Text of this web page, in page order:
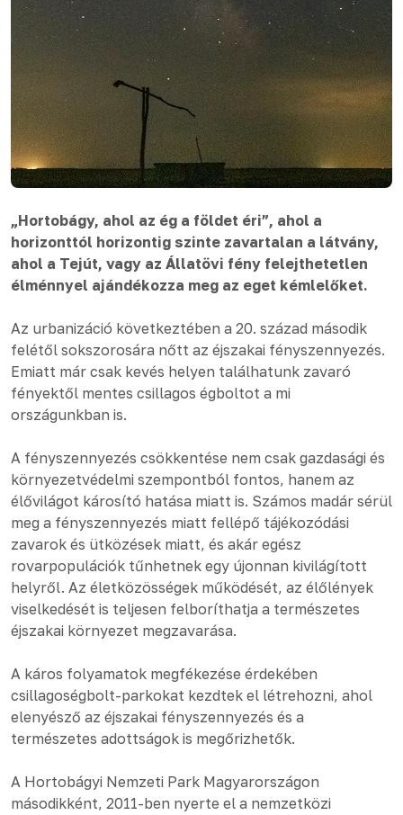
„Hortobágy, ahol az ég a földet éri”, ahol a
horizonttól horizontig szinte zavartalan a látvány,
ahol a Tejút, vagy az Állatövi fény felejthetetlen
élménnyel ajándékozza meg az eget kémlelőket.
Az urbanizáció következtében a 20. század második
felétől sokszorosára nőtt az éjszakai fényszennyezés.
Emiatt már csak kevés helyen találhatunk zavaró
fényektől mentes csillagos égboltot a mi
országunkban is.
A fényszennyezés csökkentése nem csak gazdasági és
környezetvédelmi szempontból fontos, hanem az
élővilágot károsító hatása miatt is. Számos madár sérül
meg a fényszennyezés miatt fellépő tájékozódási
zavarok és ütközések miatt, és akár egész
rovarpopulációk tűnhetnek egy újonnan kivilágított
helyről. Az életközösségek működését, az élőlények
viselkedését is teljesen felboríthatja a természetes
éjszakai környezet megzavarása.
A káros folyamatok megfékezése érdekében
csillagoségbolt-parkokat kezdtek el létrehozni, ahol
elenyésző az éjszakai fényszennyezés és a
természetes adottságok is megőrizhetők.
A Hortobágyi Nemzeti Park Magyarországon
másodikként, 2011-ben nyerte el a nemzetközi